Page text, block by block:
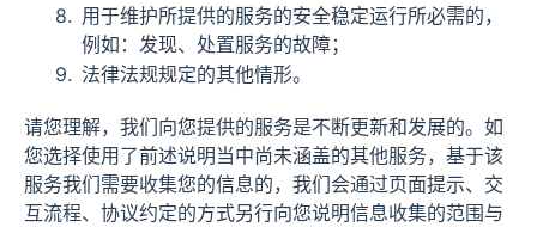
用于维护所提供的服务的安全稳定运行所必需的，
例如：发现、处置服务的故障；
法律法规规定的其他情形。
请您理解，我们向您提供的服务是不断更新和发展的。如
您选择使用了前述说明当中尚未涵盖的其他服务，基于该
服务我们需要收集您的信息的，我们会通过页面提示、交
互流程、协议约定的方式另行向您说明信息收集的范围与